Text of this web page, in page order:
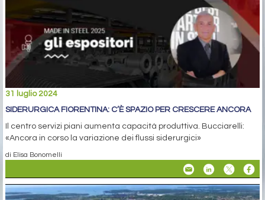
31 luglio 2024
SIDERURGICA FIORENTINA: C’È SPAZIO PER CRESCERE ANCORA
Il centro servizi piani aumenta capacità produttiva. Bucciarelli:
«Ancora in corso la variazione dei flussi siderurgici»
di Elisa Bonomelli